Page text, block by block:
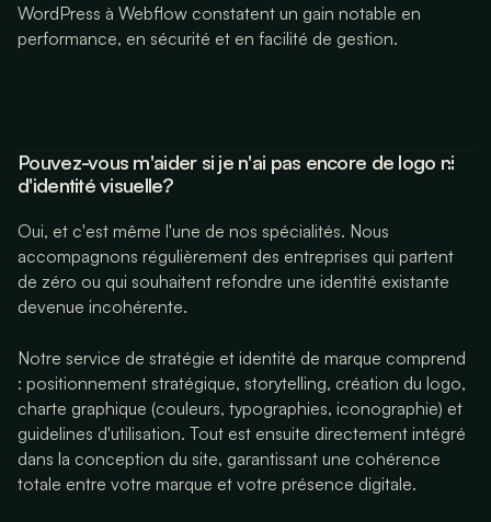
WordPress à Webflow constatent un gain notable en
performance, en sécurité et en facilité de gestion.
Pouvez-vous m'aider si je n'ai pas encore de logo ni
d'identité visuelle?
Oui, et c'est même l'une de nos spécialités. Nous
accompagnons régulièrement des entreprises qui partent
de zéro ou qui souhaitent refondre une identité existante
devenue incohérente.
Notre service de stratégie et identité de marque comprend
: positionnement stratégique, storytelling, création du logo,
charte graphique (couleurs, typographies, iconographie) et
guidelines d'utilisation. Tout est ensuite directement intégré
dans la conception du site, garantissant une cohérence
totale entre votre marque et votre présence digitale.